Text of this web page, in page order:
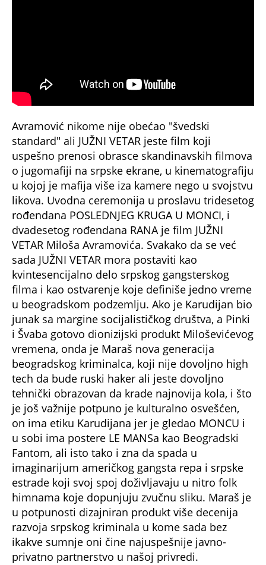
Avramović nikome nije obećao "švedski
standard" ali JUŽNI VETAR jeste film koji
uspešno prenosi obrasce skandinavskih filmova
o jugomafiji na srpske ekrane, u kinematografiju
u kojoj je mafija više iza kamere nego u svojstvu
likova. Uvodna ceremonija u proslavu tridesetog
rođendana POSLEDNJEG KRUGA U MONCI, i
dvadesetog rođendana RANA je film JUŽNI
VETAR Miloša Avramovića. Svakako da se već
sada JUŽNI VETAR mora postaviti kao
kvintesencijalno delo srpskog gangsterskog
filma i kao ostvarenje koje definiše jedno vreme
u beogradskom podzemlju. Ako je Karudijan bio
junak sa margine socijalističkog društva, a Pinki
i Švaba gotovo dionizijski produkt Miloševićevog
vremena, onda je Maraš nova generacija
beogradskog kriminalca, koji nije dovoljno high
tech da bude ruski haker ali jeste dovoljno
tehnički obrazovan da krade najnovija kola, i što
je još važnije potpuno je kulturalno osvešćen,
on ima etiku Karudijana jer je gledao MONCU i
u sobi ima postere LE MANSa kao Beogradski
Fantom, ali isto tako i zna da spada u
imaginarijum američkog gangsta repa i srpske
estrade koji svoj spoj doživljavaju u nitro folk
himnama koje dopunjuju zvučnu sliku. Maraš je
u potpunosti dizajniran produkt više decenija
razvoja srpskog kriminala u kome sada bez
ikakve sumnje oni čine najuspešnije javno-
privatno partnerstvo u našoj privredi.